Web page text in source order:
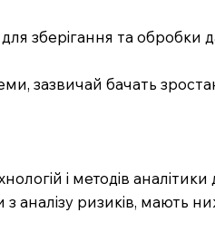
зберігання та обробки
зазвичай бачать
і методів
аналізу ризиків, мають